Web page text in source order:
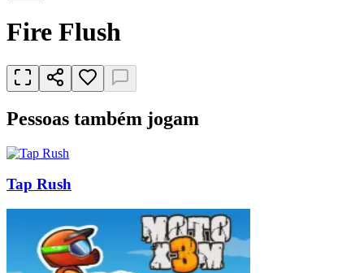
Fire Flush
Pessoas também jogam
Tap Rush